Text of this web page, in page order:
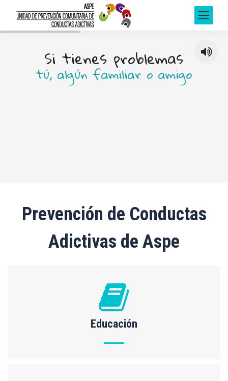
Si tienes problemas
tú, algún familiar o amigo
de rn
Prevención de Conductas
Adictivas de Aspe
Educación